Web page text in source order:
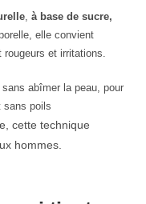
, à base de sucre,
elle convient
et irritations.
abîmer la peau, pour
sans poils
cette technique
hommes.